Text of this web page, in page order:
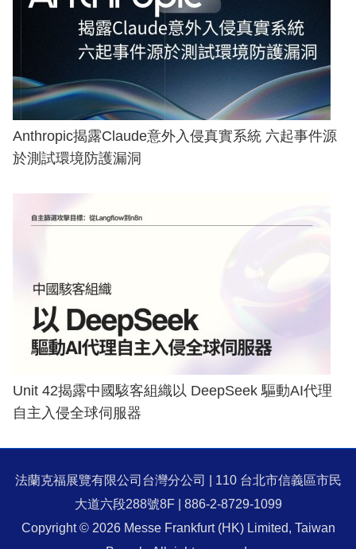
Anthropic揭露Claude意外入侵真實系統 六起事件源
於測試環境防護漏洞
Unit 42揭露中國駭客組織以 DeepSeek 驅動AI代理
自主入侵全球伺服器
法蘭克福展覽有限公司台灣分公司 | 110 台北市信義區市民
大道六段288號8F | 886-2-8729-1099
Copyright © 2026 Messe Frankfurt (HK) Limited, Taiwan